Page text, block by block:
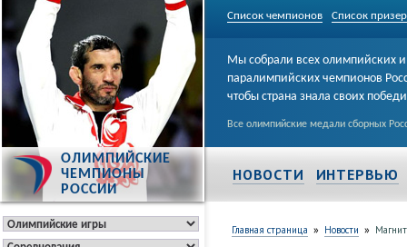
Список чемпионов Список
ОЛИМПИЙСКИЕ
ЧЕМПИОНЫ
РОССИИ
Мы собрали всех олимпийских и
паралимпийских чемпионов
чтобы страна знала своих
Все олимпийские медали сборных
НОВОСТИ ИНТЕРВЬЮ
Главная страница » Новости »